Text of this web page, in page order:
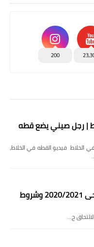
200
| رجل صيني يضع قطه
فيديو القطه في الخلاط،
تنسيق معهد فنى صحى 2020/2021 وشروط